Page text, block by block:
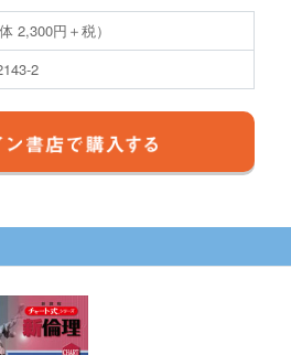
2,300円＋税）
2